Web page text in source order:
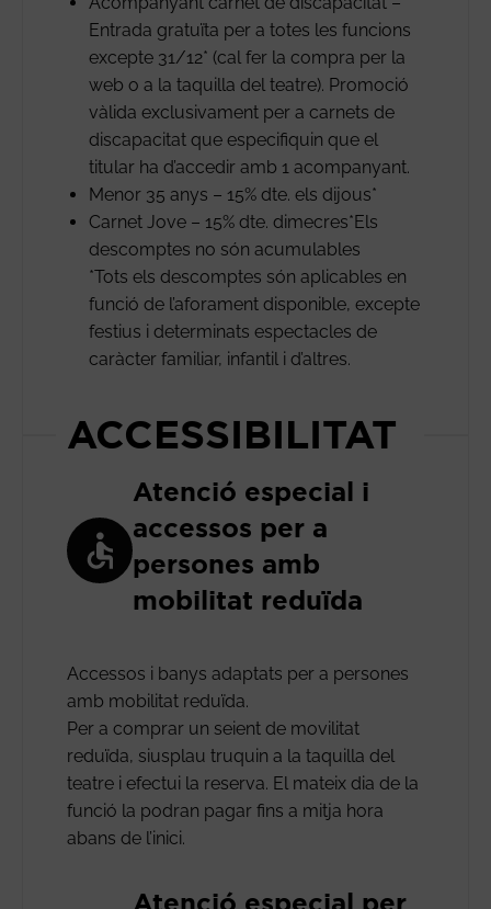
Entrada gratuïta per a totes les funcions
excepte 31/12* (cal fer la compra per la
web o a la taquilla del teatre). Promoció
vàlida exclusivament per a carnets de
discapacitat que especifiquin que el
titular ha d’accedir amb 1 acompanyant.
Menor 35 anys – 15% dte. els dijous*
Carnet Jove – 15% dte. dimecres*Els
descomptes no són acumulables
*Tots els descomptes són aplicables en
funció de l’aforament disponible, excepte
festius i determinats espectacles de
caràcter familiar, infantil i d’altres.
ACCESSIBILITAT
Atenció especial i
accessos per a
persones amb
mobilitat reduïda
Accessos i banys adaptats per a persones
amb mobilitat reduïda.
Per a comprar un seient de movilitat
reduïda, siusplau truquin a la taquilla del
teatre i efectui la reserva. El mateix dia de la
funció la podran pagar fins a mitja hora
abans de l’inici.